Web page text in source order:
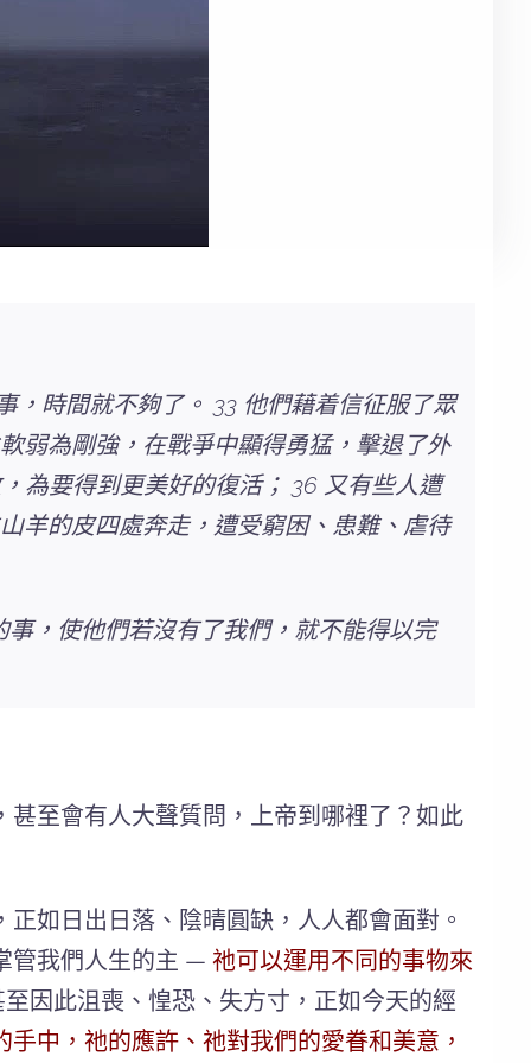
，時間就不夠了。 33 他們藉着信征服了眾
弱為剛強，在戰爭中顯得勇猛，擊退了外
為要得到更美好的復活； 36 又有些人遭
羊的皮四處奔走，遭受窮困、患難、虐待
，使他們若沒有了我們，就不能得以完
至會有人大聲質問，上帝到哪裡了？如此
如日出日落、陰晴圓缺，人人都會面對。
管我們人生的主 — 祂可以運用不同的事物來
因此沮喪、惶恐、失方寸，正如今天的經
手中，祂的應許、祂對我們的愛眷和美意，